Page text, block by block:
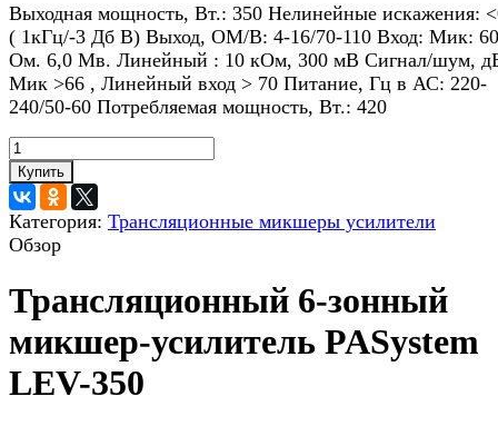
Выходная мощность, Вт.: 350 Нелинейные искажения:
( 1кГц/-3 Дб В) Выход, ОМ/В: 4-16/70-110 Вход: Мик:
Ом. 6,0 Мв. Линейный : 10 кОм, 300 мВ Сигнал/шум,
Мик >66 , Линейный вход > 70 Питание, Гц в АС: 220-
240/50-60 Потребляемая мощность, Вт.: 420
Купить
Категория: Трансляционные микшеры усилители
Обзор
Трансляционный 6-зонный
микшер-усилитель PASystem
LEV-350